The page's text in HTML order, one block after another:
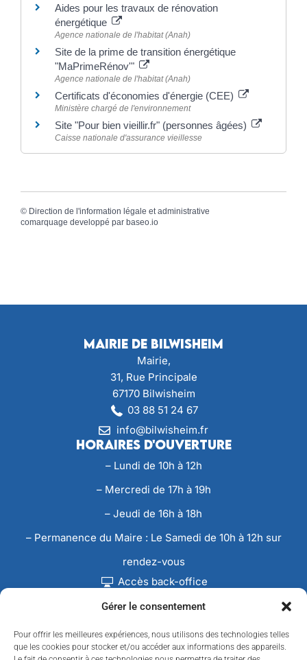
Gérer le consentement
Pour offrir les meilleures expériences, nous utilisons des technologies telles
que les cookies pour stocker et/ou accéder aux informations des appareils.
Aides pour les travaux de rénovation
énergétique
Agence nationale de l'habitat (Anah)
Site de la prime de transition énergétique
"MaPrimeRénov'"
Agence nationale de l'habitat (Anah)
Certificats d'économies d'énergie (CEE)
Ministère chargé de l'environnement
Site "Pour bien vieillir.fr" (personnes âgées)
Caisse nationale d'assurance vieillesse
© Direction de l'information légale et administrative
comarquage developpé par baseo.io
Mairie de Bilwisheim
Mairie,
31, Rue Principale
67170 Bilwisheim
03 88 51 24 67
info@bilwisheim.fr
Horaires d'ouverture
– Lundi de 10h à 12h
– Mercredi de 17h à 19h
– Jeudi de 16h à 18h
– Permanence du Maire : Le Samedi de 10h à 12h sur
rendez-vous
Accès back-office